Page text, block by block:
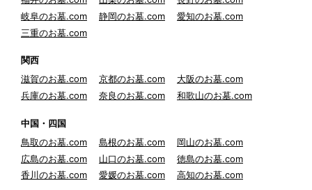
岐阜のお墓.com
静岡のお墓.com
愛知のお墓.com
三重のお墓.com
関西
滋賀のお墓.com
京都のお墓.com
大阪のお墓.com
兵庫のお墓.com
奈良のお墓.com 和歌山のお墓.com
中国・四国
鳥取のお墓.com
島根のお墓.com
岡山のお墓.com
広島のお墓.com
山口のお墓.com
徳島のお墓.com
香川のお墓.com
愛媛のお墓.com 高知のお墓.com